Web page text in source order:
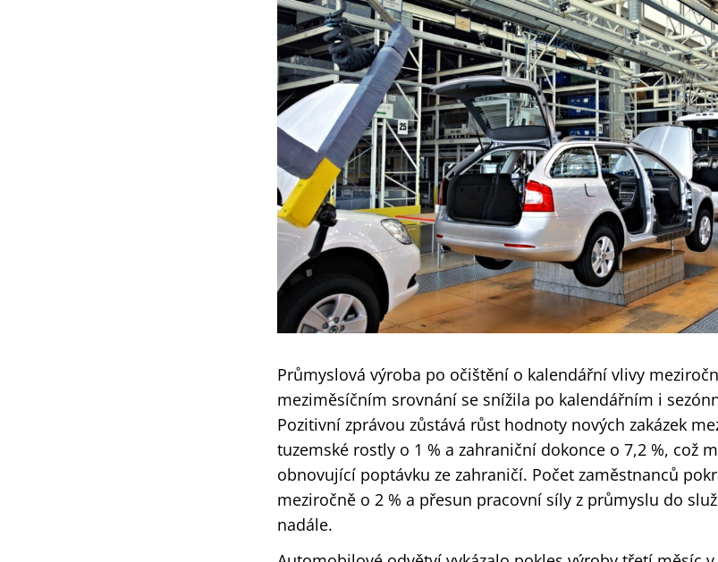
Průmyslová výroba po očištění o kalendářní vlivy
meziměsíčním srovnání se snížila po kalendářním i
Pozitivní zprávou zůstává růst hodnoty nových zakázek
tuzemské rostly o 1 % a zahraniční dokonce o 7,2 %, což
obnovující poptávku ze zahraničí. Počet zaměstnanců
meziročně o 2 % a přesun pracovní síly z průmyslu do
nadále.